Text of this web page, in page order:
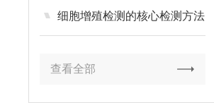
细胞增殖检测的核心检测方法
查看全部